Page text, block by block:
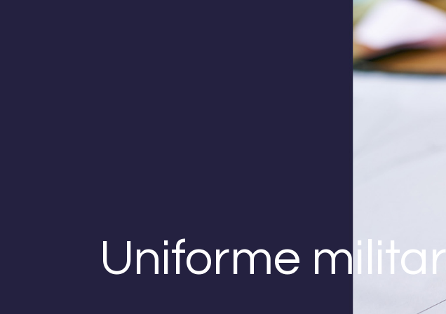
Uniforme militar